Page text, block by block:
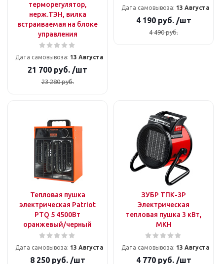
терморегулятор,
нерж.ТЭН, вилка
встраиваемая на блоке
управления
Дата самовывоза: 13 Августа
21 700 руб. /шт
23 280руб.
Дата самовывоза: 13 Августа
4 190руб. /шт
4 490руб.
Тепловая пушка
электрическая Patriot
PTQ 5 4500Вт
оранжевый/черный
Дата самовывоза: 13 Августа
8 250руб. /шт
ЗУБР ТПК-3Р
Электрическая
тепловая пушка 3 кВт,
МКН
Дата самовывоза: 13 Августа
4 770руб. /шт